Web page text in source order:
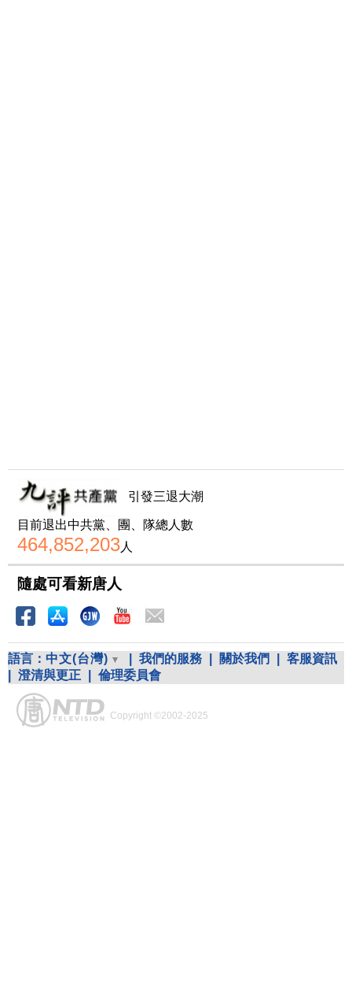
引發三退大潮
目前退出中共黨、團、隊總人數
464,852,203人
隨處可看新唐人
語言： 中文(台灣) 我們的服務 關於我們
客服資訊
澄清與更正 倫理委員會
Copyright ©2002-2025